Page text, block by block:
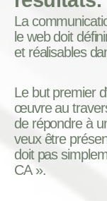
La
le web doit
et réalisables
Le but premier
œuvre au
de répondre à
veux être
doit pas
CA ».